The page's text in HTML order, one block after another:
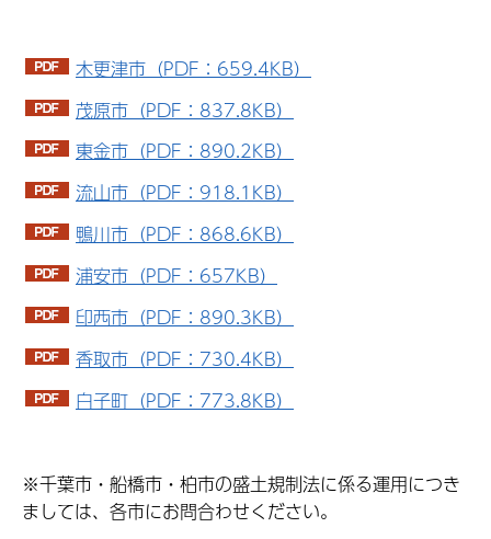
木更津市（PDF：659.4KB）
茂原市（PDF：837.8KB）
東金市（PDF：890.2KB）
流山市（PDF：918.1KB）
鴨川市（PDF：868.6KB）
浦安市（PDF：657KB）
印西市（PDF：890.3KB）
香取市（PDF：730.4KB）
白子町（PDF：773.8KB）
※千葉市・船橋市・柏市の盛土規制法に係る運用につき
ましては、各市にお問合わせください。